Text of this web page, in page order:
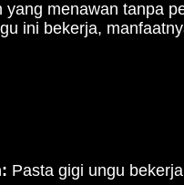
menawan tanpa
ini bekerja,
Pasta gigi ungu